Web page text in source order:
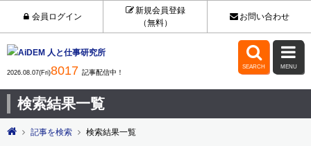
会員ログイン
新規会員登録
（無料）
お問い合わせ
2026.08.07(Fri)8017 記事配信中！

SEARCH

MENU
検索結果一覧
記事を検索 検索結果一覧